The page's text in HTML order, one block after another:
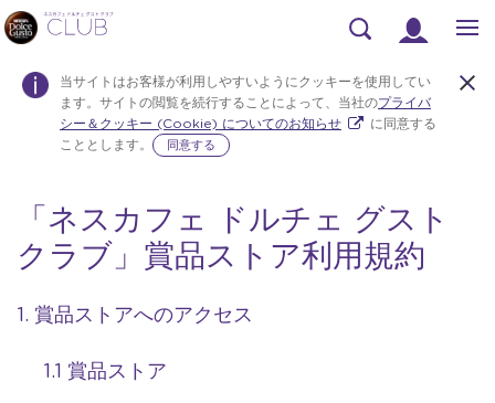
当サイトはお客様が利用しやすいようにクッキーを使用してい
ます。サイトの閲覧を続行することによって、当社のプライバ
シー＆クッキー (Cookie) についてのお知らせ
に同意する
こととします。
同意する
Warning:
Success:
パス
ワー
ドを
しま
し
「ネスカフェ ドルチェ グスト
クラブ」賞品ストア利用規約
1. 賞品ストアへのアクセス
1.1 賞品ストア